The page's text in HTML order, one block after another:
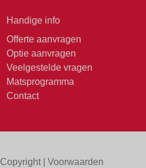
Handige info
Offerte aanvragen
Optie aanvragen
Veelgestelde vragen
Matsprogramma
Contact
Copyright| Voorwaarden